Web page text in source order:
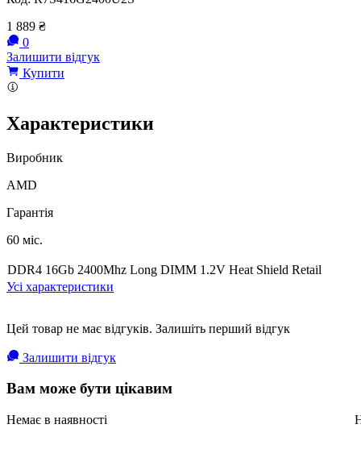
1 889 ₴
0
Залишити відгук
Купити
Характеристики
Виробник
AMD
Гарантія
60 міс.
DDR4 16Gb 2400Mhz Long DIMM 1.2V Heat Shield Retail
Усі характеристики
Цей товар не має відгуків. Залишіть перший відгук
Залишити відгук
Вам може бути цікавим
Немає в наявності